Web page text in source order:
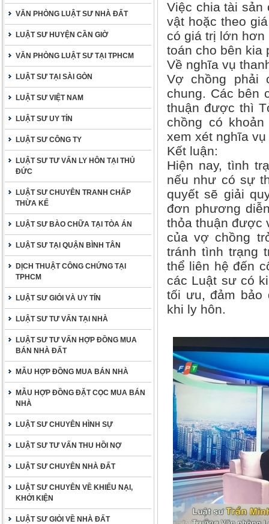
VĂN PHÒNG LUẬT SƯ NHÀ ĐẤT
LUẬT SƯ HUYỆN CẦN GIỜ
VĂN PHÒNG LUẬT SƯ TẠI TPHCM
LUẬT SƯ TẠI SÀI GÒN
LUẬT SƯ VIỆT NAM
LUẬT SƯ UY TÍN
LUẬT SƯ CÔNG TY
LUẬT SƯ TƯ VẤN LY HÔN TẠI THỦ
ĐỨC
LUẬT SƯ CHUYÊN TRANH CHẤP
THỪA KẾ
LUẬT SƯ BÀO CHỮA TẠI TÒA ÁN
LUẬT SƯ TẠI QUẬN BÌNH TÂN
DỊCH THUẬT CÔNG CHỨNG TẠI
TPHCM
LUẬT SƯ GIỎI VÀ UY TÍN
LUẬT SƯ TƯ VẤN TẠI NHÀ
LUẬT SƯ TƯ VẤN HỢP ĐỒNG MUA
BÁN NHÀ ĐẤT
MẪU HỢP ĐỒNG MUA BÁN NHÀ
MẪU HỢP ĐỒNG ĐẶT CỌC MUA BÁN
NHÀ
LUẬT SƯ CHUYÊN HÌNH SỰ
LUẬT SƯ TƯ VẤN THU HỒI NỢ
LUẬT SƯ CHUYÊN NHÀ ĐẤT
LUẬT SƯ CHUYÊN VỀ KHIẾU NẠI,
KHỞI KIỆN
LUẬT SƯ GIỎI VỀ NHÀ ĐẤT
Việc chia tài sản
vật hoặc theo
có giá trị lớn
toán cho bên kia
Về nghĩa vụ
Vợ chồng phải
chung. Các bên
thuận được thì
chồng có
xem xét nghĩa
Kết luận:
Hiện nay, tình
nếu như có sự
quyết sẽ giải
đơn phương
thỏa thuận được
của vợ chồng
tránh tình trạng
thể liên hệ đến
các Luật sư có
tối ưu, đảm bảo
khi ly hôn.